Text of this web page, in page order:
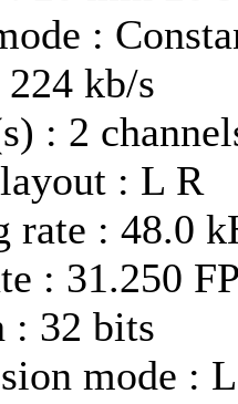
:
kb/s
: 2
: L R
rate : 48.0
: 31.250
: 32 bits
mode :